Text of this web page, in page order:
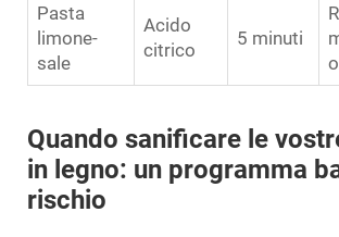
Pasta
limone-
sale
Acido
citrico
5 minuti
Quando sanificare le
in legno: un programma
rischio